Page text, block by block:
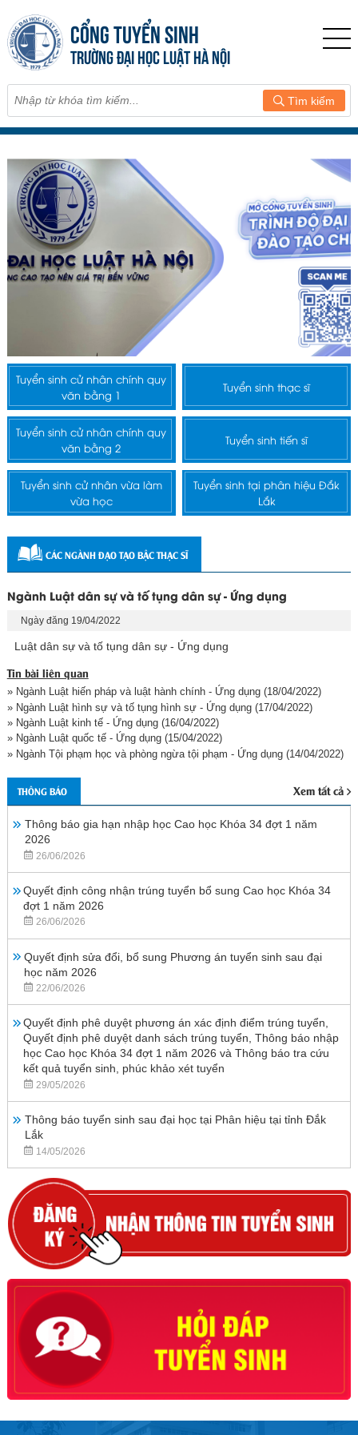
CỔNG TUYỂN SINH
TRƯỜNG ĐẠI HỌC LUẬT HÀ NỘI
Tìm kiếm
Tuyển sinh cử nhân chính quy
văn bằng 1
Tuyển sinh thạc sĩ
Tuyển sinh cử nhân chính quy
văn bằng 2
Tuyển sinh tiến sĩ
Tuyển sinh cử nhân vừa làm
vừa học
Tuyển sinh tại phân hiệu Đắk
Lắk
CÁC NGÀNH ĐẠO TẠO BẬC THẠC SĨ
Ngành Luật dân sự và tố tụng dân sự - Ứng dụng
Ngày đăng 19/04/2022
Luật dân sự và tố tụng dân sự - Ứng dụng
Tin bài liên quan
» Ngành Luật hiến pháp và luật hành chính - Ứng dụng(18/04/2022)
» Ngành Luật hình sự và tố tụng hình sự - Ứng dụng(17/04/2022)
» Ngành Luật kinh tế - Ứng dụng(16/04/2022)
» Ngành Luật quốc tế - Ứng dụng(15/04/2022)
» Ngành Tội phạm học và phòng ngừa tội phạm - Ứng dụng(14/04/2022)
THÔNG BÁO Xem tất cả
Thông báo gia hạn nhập học Cao học Khóa 34 đợt 1 năm
2026
26/06/2026
Quyết định công nhận trúng tuyển bổ sung Cao học Khóa 34
đợt 1 năm 2026
26/06/2026
Quyết định sửa đổi, bổ sung Phương án tuyển sinh sau đại
học năm 2026
22/06/2026
Quyết định phê duyệt phương án xác định điểm trúng tuyển,
Quyết định phê duyệt danh sách trúng tuyển, Thông báo nhập
học Cao học Khóa 34 đợt 1 năm 2026 và Thông báo tra cứu
kết quả tuyển sinh, phúc khảo xét tuyển
29/05/2026
Thông báo tuyển sinh sau đại học tại Phân hiệu tại tỉnh Đắk
Lắk
14/05/2026